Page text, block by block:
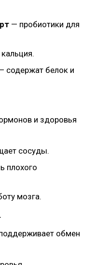
— пробиотики для
содержат белок и
и здоровья
сосуды.
плохого
мозга.
обмен